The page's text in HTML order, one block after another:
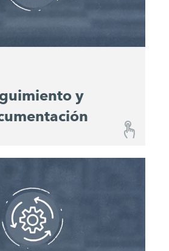
el uso de las máquinas
Además, sirven como valores
la planificación de proyectos
y
de John Deere le muestra
el historial de ubicaciones,
y le guía de forma móvil hasta
obra. La documentación
y el estado de la